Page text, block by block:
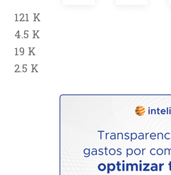
121 K
4.5 K
19 K
2.5 K